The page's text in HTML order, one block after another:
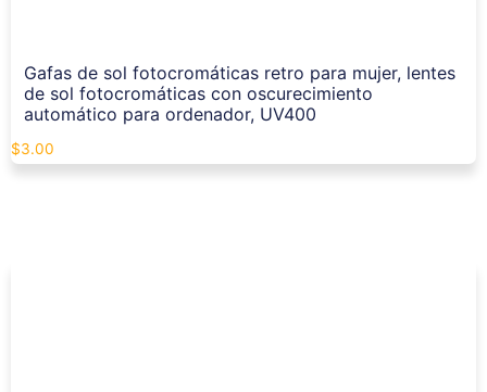
Gafas de sol fotocromáticas retro para mujer, lentes
de sol fotocromáticas con oscurecimiento
automático para ordenador, UV400
$3.00